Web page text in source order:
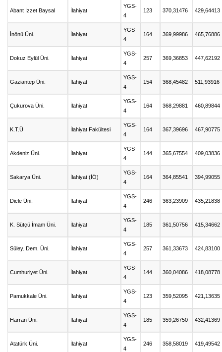
Abant İzzet Baysal İlahiyat
YGS-
4
123 370,31476 429,64413
İnönü Üni. İlahiyat
YGS-
4
164 369,99986 465,76886
Dokuz Eylül Üni. İlahiyat
YGS-
4
257 369,36853 447,62192
Gaziantep Üni. İlahiyat
YGS-
4
154 368,45482 511,93916
Çukurova Üni. İlahiyat
YGS-
4
164 368,29881 460,89844
K.T.Ü İlahiyat Fakültesi
YGS-
4
164 367,39696 467,90775
Akdeniz Üni. İlahiyat
YGS-
4
144 365,67554 409,03836
Sakarya Üni. İlahiyat (İÖ)
YGS-
4
164 364,85541 394,99055
Dicle Üni. İlahiyat
YGS-
4
246 363,23909 435,21838
K. Sütçü İmam Üni. İlahiyat
YGS-
4
185 361,50756 415,34662
Süley. Dem. Üni. İlahiyat
YGS-
4
257 361,33673 424,83100
Cumhuriyet Üni. İlahiyat
YGS-
4
144 360,04086 418,08778
Pamukkale Üni. İlahiyat
YGS-
4
123 359,52095 421,13635
Harran Üni. İlahiyat
YGS-
4
185 359,26750 432,41369
Atatürk Üni. İlahiyat
YGS-
4
246 358,58019 419,49542